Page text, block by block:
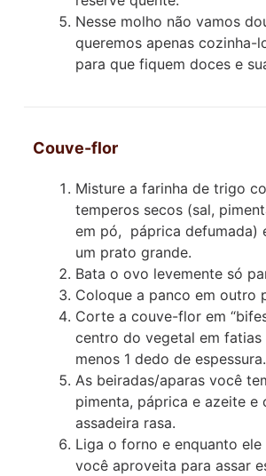
Nesse molho não vamos
queremos apenas cozinha-
para que fiquem doces e
Couve-flor
Misture a farinha de trigo
temperos secos (sal,
em pó, páprica defumada)
um prato grande.
Bata o ovo levemente só
Coloque a panco em outro
Corte a couve-flor em
centro do vegetal em fatias
menos 1 dedo de espessura.
As beiradas/aparas você
pimenta, páprica e azeite e
assadeira rasa.
Liga o forno e enquanto
você aproveita para assar